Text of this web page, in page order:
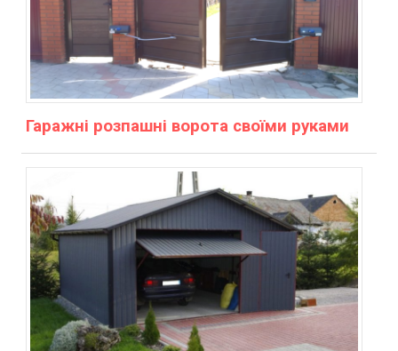
Гаражні розпашні ворота своїми руками